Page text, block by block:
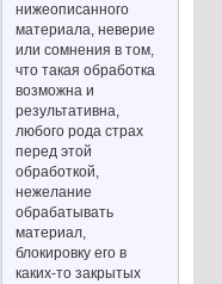
нижеописанного
материала, неверие
или сомнения в том,
что такая обработка
возможна и
результативна,
любого рода страх
перед этой
обработкой,
нежелание
обрабатывать
материал,
блокировку его в
каких-то закрытых